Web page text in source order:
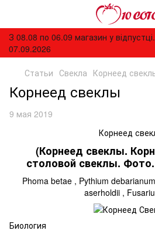
З 08.08 по 06.09 магазин у
07.09.2026
Статьи Свекла Корнеед
Корнеед свеклы
9 мая 2019
Корнеед
(Корнеед свеклы.
столовой свеклы.
Phoma betae , Pythium
aserholdii ,
Биология